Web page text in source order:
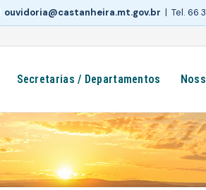
ouvidoria@castanheira.mt.gov.br | Tel. 66
Secretarias / Departamentos